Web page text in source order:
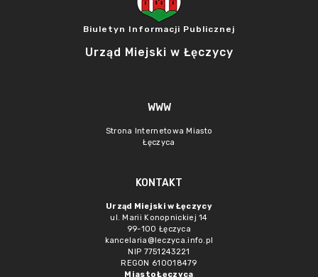
Biuletyn Informacji Publicznej
Urząd Miejski w Łęczycy
WWW
Strona Internetowa Miasto
Łęczyca
KONTAKT
Urząd Miejski w Łęczycy
ul. Marii Konopnickiej 14
99-100 Łęczyca
kancelaria@leczyca.info.pl
NIP 7751243221
REGON 610018479
Miasto Łęczyca